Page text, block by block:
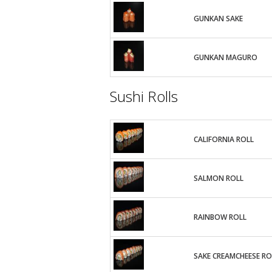
GUNKAN SAKE
GUNKAN MAGURO
Sushi Rolls
CALIFORNIA ROLL
SALMON ROLL
RAINBOW ROLL
SAKE CREAMCHEESE